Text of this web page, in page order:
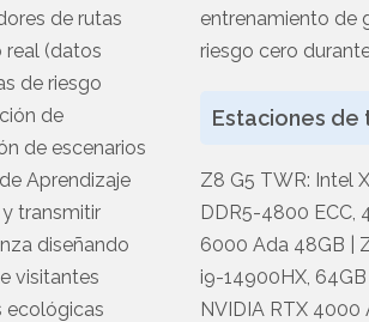
de rutas
real (datos
de riesgo
de
de escenarios
Aprendizaje
transmitir
diseñando
visitantes
ecológicas
entrenamiento de
riesgo cero
Estaciones de
Z8 G5 TWR: Intel
DDR5-4800 ECC,
6000 Ada 48GB |
i9-14900HX,
NVIDIA RTX 4000